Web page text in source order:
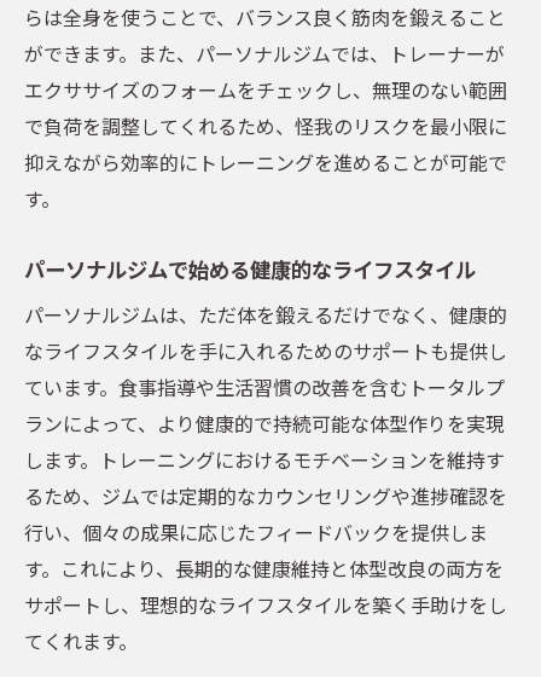
パーソナルジムで得られる心理的な変化
パーソナルジムのメニューが提供する効率
性
ロセス
なりたい自分を明確にするための目標設定
パーソナルジムの魅力とは何か？
パーソナルジムでのカスタムメニューで自己ベ
ストを更新
自己記録を更新するためのトレーニングメ
ソッド
カスタムメニューの組み立て方
パーソナルジムでの柔軟なフィットネスア
プローチ
らは全身を使うことで、バランス良く筋肉を鍛えること
ができます。また、パーソナルジムでは、トレーナーが
エクササイズのフォームをチェックし、無理のない範囲
で負荷を調整してくれるため、怪我のリスクを最小限に
抑えながら効率的にトレーニングを進めることが可能で
す。
パーソナルジムで始める健康的なライフスタイル
パーソナルジムは、ただ体を鍛えるだけでなく、健康的
なライフスタイルを手に入れるためのサポートも提供し
ています。食事指導や生活習慣の改善を含むトータルプ
ランによって、より健康的で持続可能な体型作りを実現
します。トレーニングにおけるモチベーションを維持す
るため、ジムでは定期的なカウンセリングや進捗確認を
行い、個々の成果に応じたフィードバックを提供しま
す。これにより、長期的な健康維持と体型改良の両方を
サポートし、理想的なライフスタイルを築く手助けをし
てくれます。